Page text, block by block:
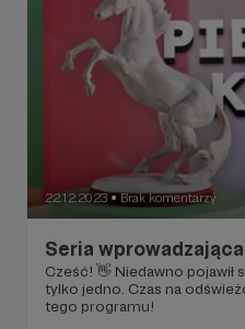
22.12.2023 ● Brak komentarzy
Seria
Cześć! 👋 Niedawno pojawił
tylko jedno. Czas na
tego programu!